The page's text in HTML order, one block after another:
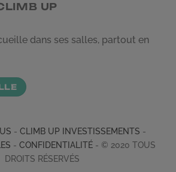
UP
dans ses salles, partout en
- CLIMB UP INVESTISSEMENTS -
- CONFIDENTIALITÉ - © 2020 TOUS
DROITS RÉSERVÉS